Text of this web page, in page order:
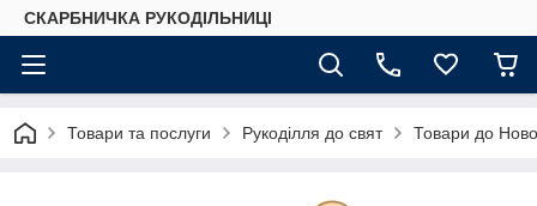
СКАРБНИЧКА РУКОДІЛЬНИЦІ
Товари та послуги Рукоділля до свят Товари до